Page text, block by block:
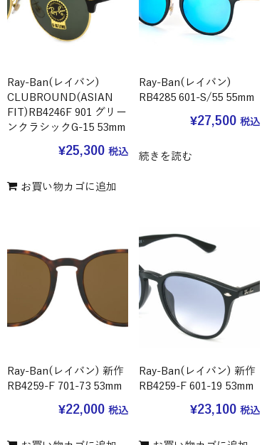
Ray-Ban(レイバン)
CLUBROUND(ASIAN
FIT)RB4246F 901 グリー
ンクラシックG-15 53mm
¥25,300 税込
お買い物カゴに追加
Ray-Ban(レイバン)
RB4285 601-S/55 55mm
¥27,500 税込
続きを読む
Ray-Ban(レイバン) 新作
RB4259-F 701-73 53mm
¥22,000 税込
Ray-Ban(レイバン) 新作
RB4259-F 601-19 53mm
¥23,100 税込